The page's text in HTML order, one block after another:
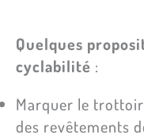
Quelques
cyclabilité :
Marquer le
des revêtements